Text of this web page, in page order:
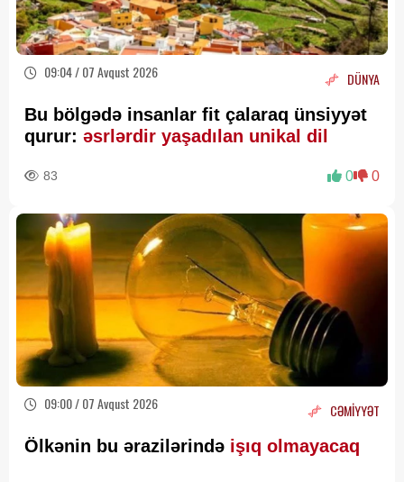
09:04 / 07 Avqust 2026 DÜNYA
Bu bölgədə insanlar fit çalaraq ünsiyyət
qurur: əsrlərdir yaşadılan unikal dil
83 0 0
09:00 / 07 Avqust 2026 CƏMİYYƏT
Ölkənin bu ərazilərində işıq olmayacaq